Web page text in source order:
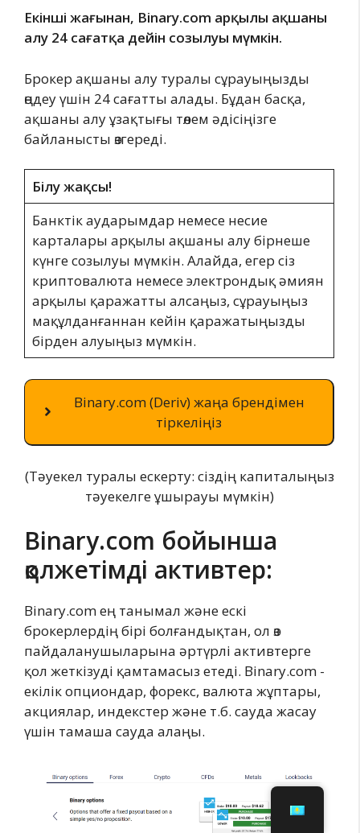
Екінші жағынан, Binary.com арқылы ақшаны
алу 24 сағатқа дейін созылуы мүмкін.
Брокер ақшаны алу туралы сұрауыңызды
өңдеу үшін 24 сағатты алады. Бұдан басқа,
ақшаны алу ұзақтығы төлем әдісіңізге
байланысты өзгереді.
Білу жақсы!
Банктік аударымдар немесе несие
карталары арқылы ақшаны алу бірнеше
күнге созылуы мүмкін. Алайда, егер сіз
криптовалюта немесе электрондық әмиян
арқылы қаражатты алсаңыз, сұрауыңыз
мақұлданғаннан кейін қаражатыңызды
бірден алуыңыз мүмкін.
Binary.com (Deriv) жаңа брендімен
тіркеліңіз
(Тәуекел туралы ескерту: сіздің капиталыңыз
тәуекелге ұшырауы мүмкін)
Binary.com бойынша
қолжетімді активтер:
Binary.com ең танымал және ескі
брокерлердің бірі болғандықтан, ол өз
пайдаланушыларына әртүрлі активтерге
қол жеткізуді қамтамасыз етеді. Binary.com -
екілік опциондар, форекс, валюта жұптары,
акциялар, индекстер және т.б. сауда жасау
үшін тамаша сауда алаңы.